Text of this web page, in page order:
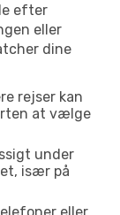
efter
eller
dine
rejser kan
at vælge
under
især på